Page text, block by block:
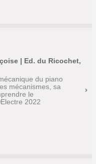
| Ed. du Ricochet,
du piano
mécanismes, sa
le
2022